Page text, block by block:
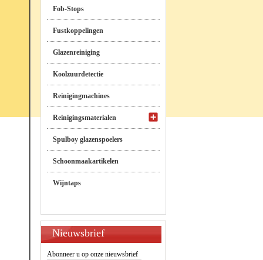
Fob-Stops
Fustkoppelingen
Glazenreiniging
Koolzuurdetectie
Reinigingmachines
Reinigingsmaterialen
Spulboy glazenspoelers
Schoonmaakartikelen
Wijntaps
Nieuwsbrief
Abonneer u op onze nieuwsbrief